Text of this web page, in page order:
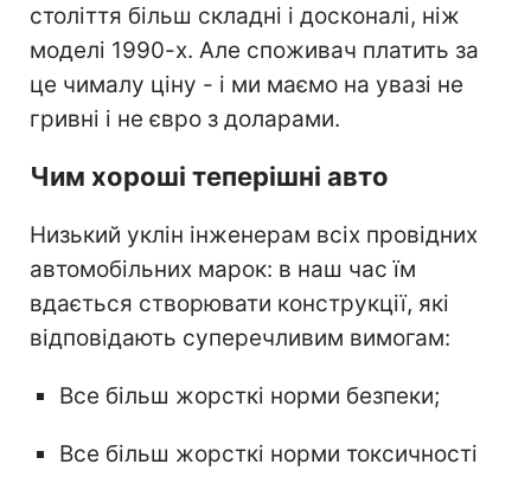
століття більш складні і досконалі, ніж
моделі 1990-х. Але споживач платить за
це чималу ціну - і ми маємо на увазі не
гривні і не євро з доларами.
Чим хороші теперішні авто
Низький уклін інженерам всіх провідних
автомобільних марок: в наш час їм
вдається створювати конструкції, які
відповідають суперечливим вимогам:
Все більш жорсткі норми безпеки;
Все більш жорсткі норми токсичності